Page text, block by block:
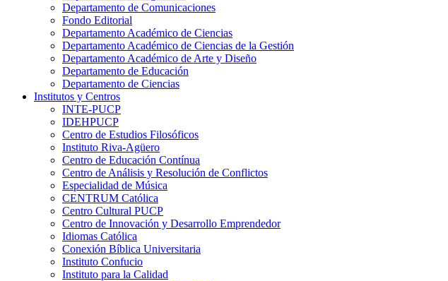
Departamento de Comunicaciones
Fondo Editorial
Departamento Académico de Ciencias
Departamento Académico de Ciencias de la Gestión
Departamento Académico de Arte y Diseño
Departamento de Educación
Departamento de Ciencias
Institutos y Centros
INTE-PUCP
IDEHPUCP
Centro de Estudios Filosóficos
Instituto Riva-Agüero
Centro de Educación Contínua
Centro de Análisis y Resolución de Conflictos
Especialidad de Música
CENTRUM Católica
Centro Cultural PUCP
Centro de Innovación y Desarrollo Emprendedor
Idiomas Católica
Conexión Bíblica Universitaria
Instituto Confucio
Instituto para la Calidad